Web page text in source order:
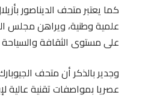
كما يعتبر متحف الديناصور
علمية وطنية، ويراهن مجلس
على مستوى الثقافة
وجدير بالذكر أن متحف
عصريا بمواصفات تقنية عالية